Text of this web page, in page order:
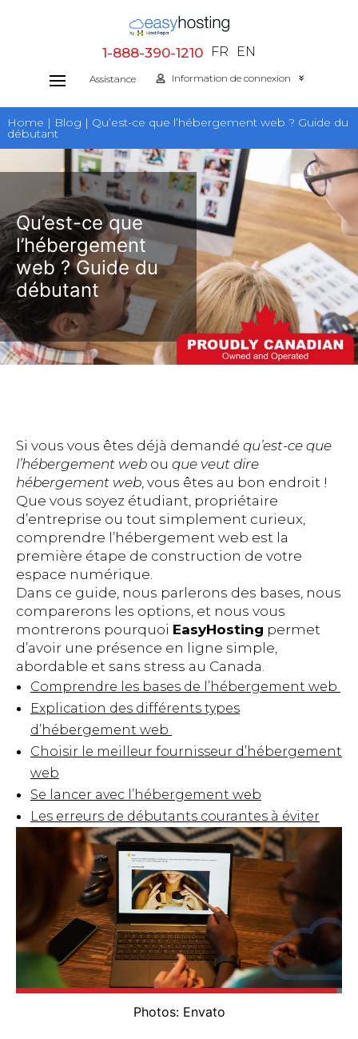
1-888-390-1210 FR EN
Assistance Information de connexion
Home | Blog | Qu’est-ce que l’hébergement web ? Guide du
débutant
Qu’est-ce que
l’hébergement
web ? Guide du
débutant
Si vous vous êtes déjà demandé qu’est-ce que
l’hébergement web ou que veut dire
hébergement web , vous êtes au bon endroit !
Que vous soyez étudiant, propriétaire
d’entreprise ou tout simplement curieux,
comprendre l’hébergement web est la
première étape de construction de votre
espace numérique.
Dans ce guide, nous parlerons des bases, nous
comparerons les options, et nous vous
montrerons pourquoi EasyHosting permet
d’avoir une présence en ligne simple,
abordable et sans stress au Canada.
Comprendre les bases de l’hébergement web
Explication des différents types
d’hébergement web
Choisir le meilleur fournisseur d’hébergement
web
Se lancer avec l’hébergement web
Les erreurs de débutants courantes à éviter
Photos: Envato